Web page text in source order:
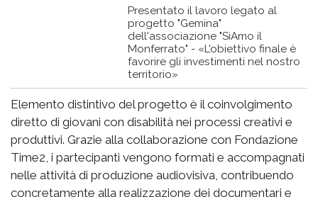
Presentato il lavoro legato al
progetto "Gemina"
dell'associazione "SiAmo il
Monferrato" - «L'obiettivo finale è
favorire gli investimenti nel nostro
territorio»
Elemento distintivo del progetto è il coinvolgimento
diretto di giovani con disabilità nei processi creativi e
produttivi. Grazie alla collaborazione con Fondazione
Time2, i partecipanti vengono formati e accompagnati
nelle attività di produzione audiovisiva, contribuendo
concretamente alla realizzazione dei documentari e